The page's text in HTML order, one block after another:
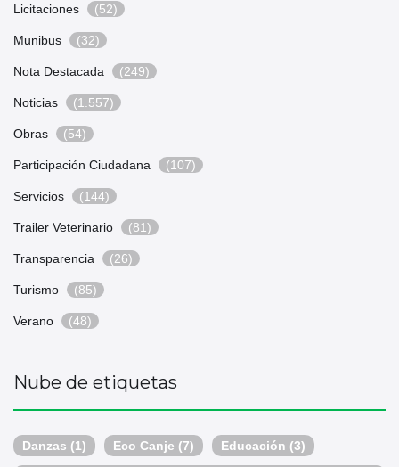
Licitaciones (52)
Munibus (32)
Nota Destacada (249)
Noticias (1.557)
Obras (54)
Participación Ciudadana (107)
Servicios (144)
Trailer Veterinario (81)
Transparencia (26)
Turismo (85)
Verano (48)
Nube de etiquetas
Danzas (1) Eco Canje (7) Educación (3)